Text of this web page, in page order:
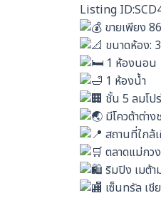
Listing
ขายเพียง
ขนาดห้อง:
1 ห้องนอน
1 ห้องน้ำ
ชั้น 5 ลมโป
มีโควต้าต่าง
สถานที่ใกล้
ตลาดแม่กว
ริมปิง เมต้
เซ็นทรัล เ